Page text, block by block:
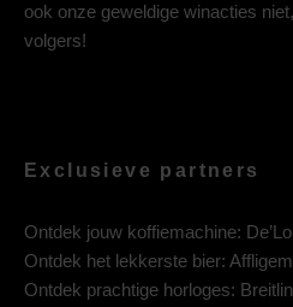
ook onze geweldige winacties
volgers!
Exclusieve partners
Ontdek jouw koffiemachine:
Ontdek het lekkerste bier: Affligem
Ontdek prachtige horloges: